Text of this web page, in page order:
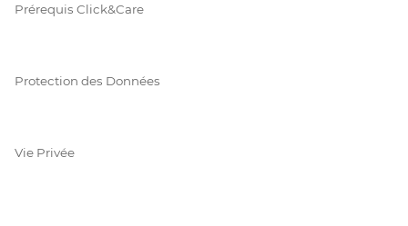
Prérequis Click&Care
Protection des Données
Vie Privée